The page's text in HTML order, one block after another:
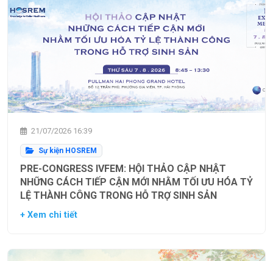
21/07/2026 16:39
Sự kiện HOSREM
PRE-CONGRESS IVFEM: HỘI THẢO CẬP NHẬT
NHỮNG CÁCH TIẾP CẬN MỚI NHẰM TỐI ƯU HÓA TỶ
LỆ THÀNH CÔNG TRONG HỖ TRỢ SINH SẢN
+ Xem chi tiết